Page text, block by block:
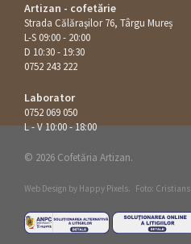
Artizan - cofetărie
Strada Călăraşilor 76, Târgu Mureș
L-S 09:00 - 20:00
D 10:30 - 19:30
0752 243 222
Laborator
0752 069 050
L - V 10:00 - 18:00
© 2026 Cofetăria Artizan.
Web Design by Happy Pixels. Foto: Cristians